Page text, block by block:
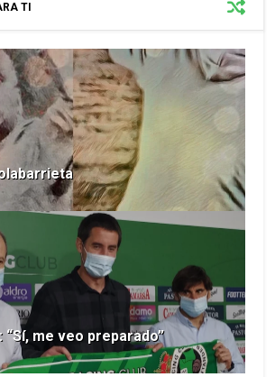
TI
me veo preparado”